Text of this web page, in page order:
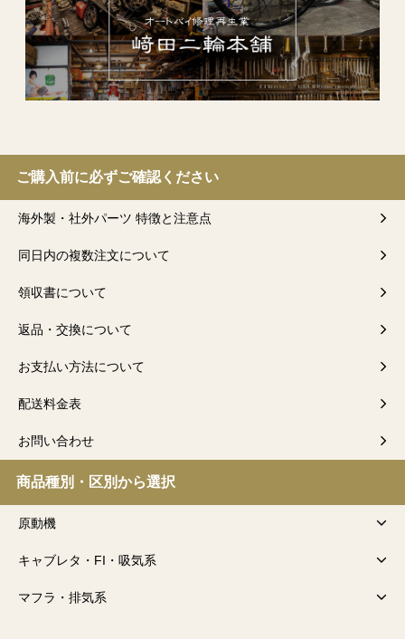
ご購入前に必ずご確認ください
海外製・社外パーツ 特徴と注意点
同日内の複数注文について
領収書について
返品・交換について
お支払い方法について
配送料金表
お問い合わせ
商品種別・区別から選択
原動機
キャブレタ・FI・吸気系
マフラ・排気系